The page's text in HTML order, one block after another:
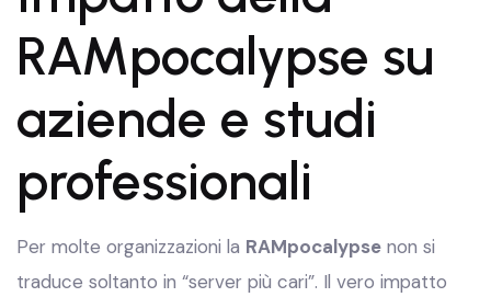
RAMpocalypse su
aziende e studi
professionali
Per molte organizzazioni la RAMpocalypse non si
traduce soltanto in “server più cari”. Il vero impatto